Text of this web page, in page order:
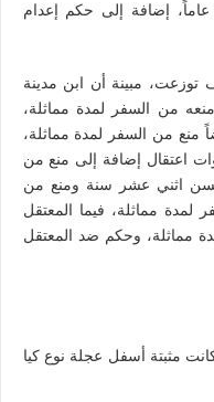
إضافة إلى حكم إعدام
مبينة أن ابن مدينة
من السفر لمدة مماثلة،
منع من السفر لمدة مماثلة،
اعتقال إضافة إلى منع من
اثني عشر سنة ومنع من
مماثلة، فيما المعتقل
مماثلة، وحكم ضد المعتقل
مثبتة أسفل عجلة نوع كيا